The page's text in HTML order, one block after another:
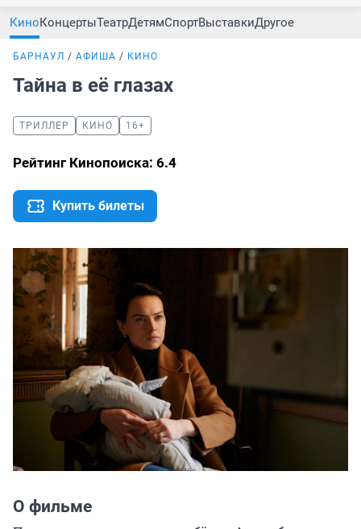
КиноКонцертыТеатрДетямСпортВыставкиДругое
БАРНАУЛ АФИША КИНО
Тайна в её глазах
ТРИЛЛЕР КИНО 16+
Рейтинг Кинопоиска: 6.4
Купить билеты
О фильме